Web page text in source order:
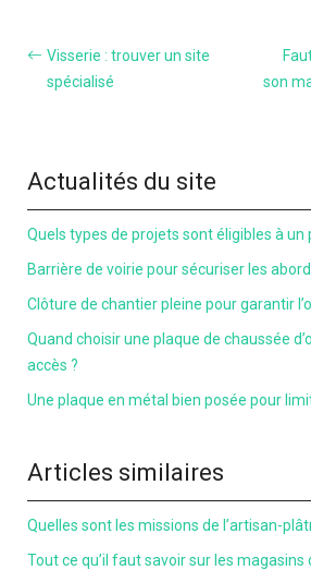
Visserie : trouver un site
spécialisé
son
Actualités du site
Quels types de projets sont éligibles à un
Barrière de voirie pour sécuriser les
Clôture de chantier pleine pour garantir
Quand choisir une plaque de chaussée
accès ?
Une plaque en métal bien posée pour
Articles similaires
Quelles sont les missions de l’artisan-
Tout ce qu’il faut savoir sur les magasins